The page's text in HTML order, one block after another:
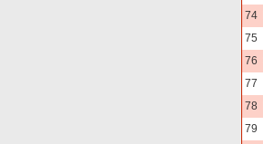
74
75
76
77
78
79